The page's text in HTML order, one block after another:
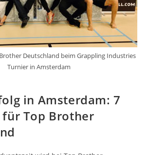
Deutschland beim Grappling Industries
Turnier in Amsterdam
in Amsterdam: 7
Top Brother